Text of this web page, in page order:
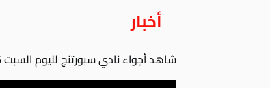
أخبار
شاهد أجواء نادي سبورتنج لليوم السبت 16 مايو